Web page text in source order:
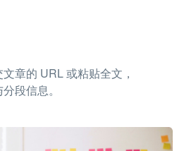
章的 URL 或粘贴全文，
段信息。